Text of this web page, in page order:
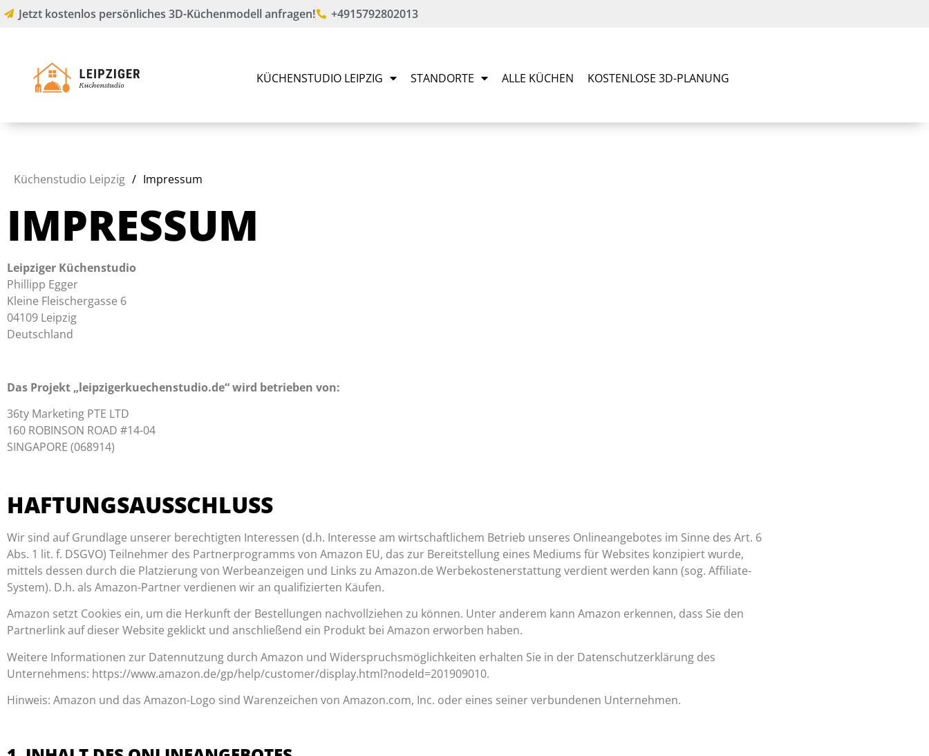
Jetzt kostenlos persönliches 3D-Küchenmodell anfragen! +4915792802013
KÜCHENSTUDIO LEIPZIG STANDORTE ALLE KÜCHEN KOSTENLOSE 3D-PLANUNG
Küchenstudio Leipzig / Impressum
IMPRESSUM
Leipziger Küchenstudio
Phillipp Egger
Kleine Fleischergasse 6
04109 Leipzig
Deutschland
Das Projekt „leipzigerkuechenstudio.de“ wird betrieben von:
36ty Marketing PTE LTD
160 ROBINSON ROAD #14-04
SINGAPORE (068914)
HAFTUNGSAUSSCHLUSS
Wir sind auf Grundlage unserer berechtigten Interessen (d.h. Interesse am wirtschaftlichem Betrieb unseres Onlineangebotes im Sinne des Art. 6
Abs. 1 lit. f. DSGVO) Teilnehmer des Partnerprogramms von Amazon EU, das zur Bereitstellung eines Mediums für Websites konzipiert wurde,
mittels dessen durch die Platzierung von Werbeanzeigen und Links zu Amazon.de Werbekostenerstattung verdient werden kann (sog. Affiliate-
System). D.h. als Amazon-Partner verdienen wir an qualifizierten Käufen.
Amazon setzt Cookies ein, um die Herkunft der Bestellungen nachvollziehen zu können. Unter anderem kann Amazon erkennen, dass Sie den
Partnerlink auf dieser Website geklickt und anschließend ein Produkt bei Amazon erworben haben.
Weitere Informationen zur Datennutzung durch Amazon und Widerspruchsmöglichkeiten erhalten Sie in der Datenschutzerklärung des
Unternehmens: https://www.amazon.de/gp/help/customer/display.html?nodeId=201909010.
Hinweis: Amazon und das Amazon-Logo sind Warenzeichen von Amazon.com, Inc. oder eines seiner verbundenen Unternehmen.